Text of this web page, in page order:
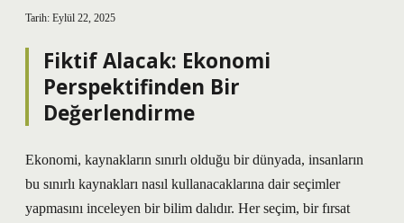
Tarih: Eylül 22, 2025
Fiktif Alacak: Ekonomi
Perspektifinden Bir
Değerlendirme
Ekonomi, kaynakların sınırlı olduğu bir dünyada, insanların
bu sınırlı kaynakları nasıl kullanacaklarına dair seçimler
yapmasını inceleyen bir bilim dalıdır. Her seçim, bir fırsat